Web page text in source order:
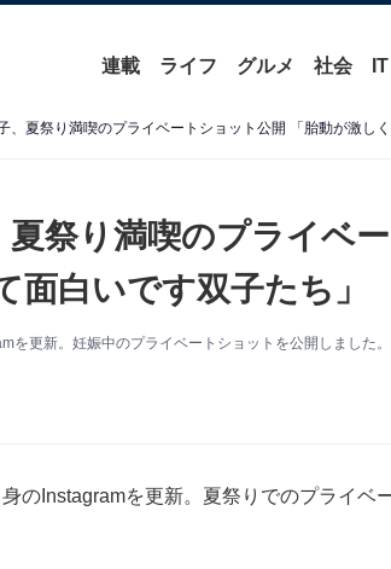
連載 ライフ グルメ 社会
、夏祭り満喫のプライベートショット公開 「胎動が激しく
祭り満喫のプライベ
面白いです双子たち」
を更新。妊娠中のプライベートショットを公開しました
のInstagramを更新。夏祭りでのプライベ